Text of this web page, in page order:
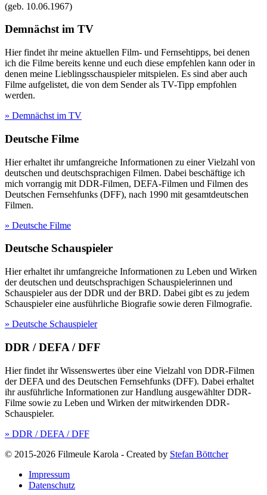
(geb. 10.06.1967)
Demnächst im TV
Hier findet ihr meine aktuellen Film- und Fernsehtipps, bei denen
ich die Filme bereits kenne und euch diese empfehlen kann oder in
denen meine Lieblingsschauspieler mitspielen. Es sind aber auch
Filme aufgelistet, die von dem Sender als TV-Tipp empfohlen
werden.
» Demnächst im TV
Deutsche Filme
Hier erhaltet ihr umfangreiche Informationen zu einer Vielzahl von
deutschen und deutschsprachigen Filmen. Dabei beschäftige ich
mich vorrangig mit DDR-Filmen, DEFA-Filmen und Filmen des
Deutschen Fernsehfunks (DFF), nach 1990 mit gesamtdeutschen
Filmen.
» Deutsche Filme
Deutsche Schauspieler
Hier erhaltet ihr umfangreiche Informationen zu Leben und Wirken
der deutschen und deutschsprachigen Schauspielerinnen und
Schauspieler aus der DDR und der BRD. Dabei gibt es zu jedem
Schauspieler eine ausführliche Biografie sowie deren Filmografie.
» Deutsche Schauspieler
DDR / DEFA / DFF
Hier findet ihr Wissenswertes über eine Vielzahl von DDR-Filmen
der DEFA und des Deutschen Fernsehfunks (DFF). Dabei erhaltet
ihr ausführliche Informationen zur Handlung ausgewählter DDR-
Filme sowie zu Leben und Wirken der mitwirkenden DDR-
Schauspieler.
» DDR / DEFA / DFF
© 2015-2026 Filmeule Karola - Created by Stefan Böttcher
Impressum
Datenschutz